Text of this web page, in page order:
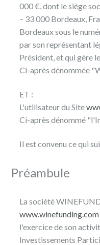
000 €, dont le siège
– 33 000 Bordeaux,
Bordeaux sous le
par son représentant
Président, et qui gère
Ci-après dénommée
ET :
L'utilisateur du Site
Ci-après dénommé
Il est convenu ce qui
Préambule
La société
www.winefunding.com
l'exercice de son
Investissements